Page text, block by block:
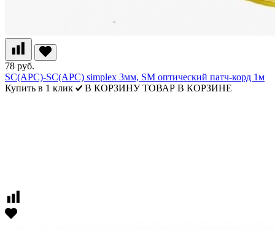
78 руб.
SC(APC)-SC(APC) simplex 3мм, SM оптический патч-корд 1м
Купить в 1 клик
В КОРЗИНУ ТОВАР В КОРЗИНЕ